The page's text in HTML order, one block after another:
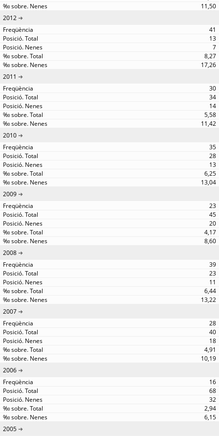
11,50
2012
41
13
7
8,27
17,26
2011
30
34
14
5,58
11,42
2010
35
28
13
6,25
13,04
2009
23
45
20
4,17
8,60
2008
39
23
11
6,44
13,22
2007
28
40
18
4,91
10,19
2006
16
68
32
2,94
6,15
2005